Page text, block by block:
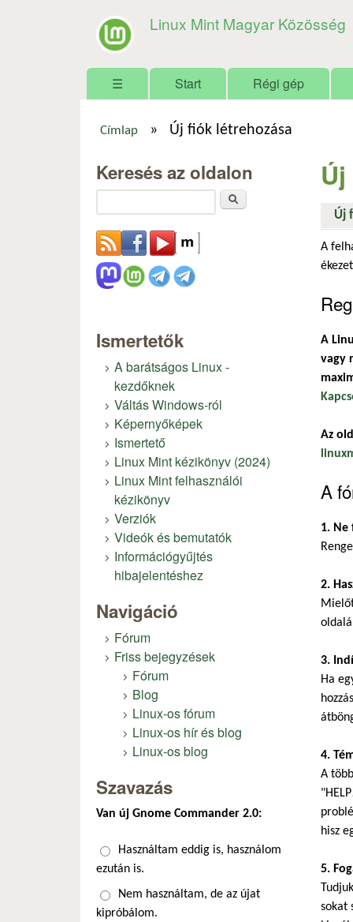
Linux Mint Magyar Közösség
Főmenü
☰ Start Régi gép
Címlap » Új fiók létrehozása
Új
A
A
vagy
Az
A
1. Ne
2.
3.
Ha
4.
A
hisz
5.
sokat
Keresés az oldalon
Ismertetők
A barátságos Linux -
kezdőknek
Váltás Windows-ról
Képernyőképek
Ismertető
Linux Mint kézikönyv (2024)
Linux Mint felhasználói
kézikönyv
Verziók
Videók és bemutatók
Információgyűjtés
hibajelentéshez
Navigáció
Fórum
Friss bejegyzések
Fórum
Blog
Linux-os fórum
Linux-os hír és blog
Linux-os blog
Szavazás
Van új Gnome Commander 2.0:
Választások
Használtam eddig is, használom
ezután is.
Nem használtam, de az újat
kipróbálom.